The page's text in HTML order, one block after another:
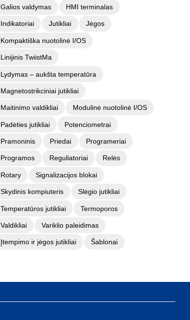
Galios valdymas HMI terminalas
Indikatoriai Jutikliai Jėgos
Kompaktiška nuotolinė I/OS
Linijinis TwiistMa
Lydymas – aukšta temperatūra
Magnetostrikciniai jutikliai
Maitinimo valdikliai Modulinė nuotolinė I/OS
Padėties jutikliai Potenciometrai
Pramoninis Priedai Programeriai
Programos Reguliatoriai Relės
Rotary Signalizacijos blokai
Skydinis kompiuteris Slėgio jutikliai
Temperatūros jutikliai Termoporos
Valdikliai Variklio paleidimas
Įtempimo ir jėgos jutikliai Šablonai